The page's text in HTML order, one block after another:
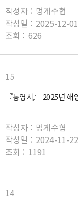
작성자 : 멍게수협
작성일 : 2025-12-01
조회 : 626
15
『통영시』 2025년
작성자 : 멍게수협
작성일 : 2024-11-22
조회 : 1191
14